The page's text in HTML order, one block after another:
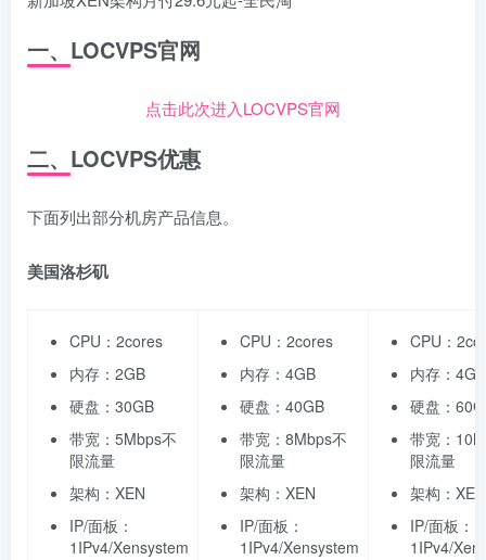
一、LOCVPS官网
点击此次进入LOCVPS官网
二、LOCVPS优惠
下面列出部分机房产品信息。
美国洛杉矶
CPU：2cores
内存：2GB
硬盘：30GB
带宽：5Mbps不
限流量
架构：XEN
IP/面板：
1IPv4/Xensystem
CPU：2cores
内存：4GB
硬盘：40GB
带宽：8Mbps不
限流量
架构：XEN
IP/面板：
1IPv4/Xensystem
CPU：
内存：4GB
硬盘：
带宽：
限流量
架构：XEN
IP/面板：
1IPv4/